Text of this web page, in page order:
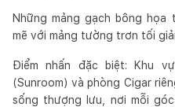
Những mảng gạch bông họa
mẽ với mảng tường trơn tối
Điểm nhấn đặc biệt: Khu
(Sunroom) và phòng Cigar
sống thượng lưu, nơi mỗi